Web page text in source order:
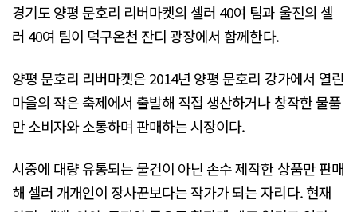
경기도 양평 문호리 리버마켓의 셀러 40여 팀과 울진의 셀
러 40여 팀이 덕구온천 잔디 광장에서 함께한다.
양평 문호리 리버마켓은 2014년 양평 문호리 강가에서 열린
마을의 작은 축제에서 출발해 직접 생산하거나 창작한 물품
만 소비자와 소통하며 판매하는 시장이다.
시중에 대량 유통되는 물건이 아닌 손수 제작한 상품만 판매
해 셀러 개개인이 장사꾼보다는 작가가 되는 자리다. 현재